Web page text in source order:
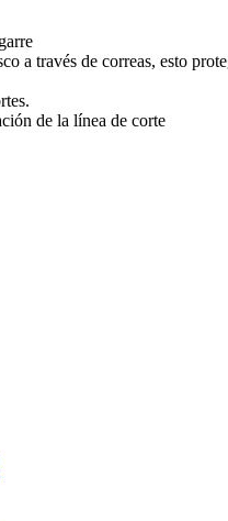
a través de correas, esto
de la línea de corte